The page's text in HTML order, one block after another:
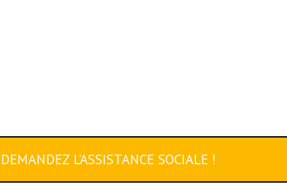
DEMANDEZ L’ASSISTANCE SOCIALE !